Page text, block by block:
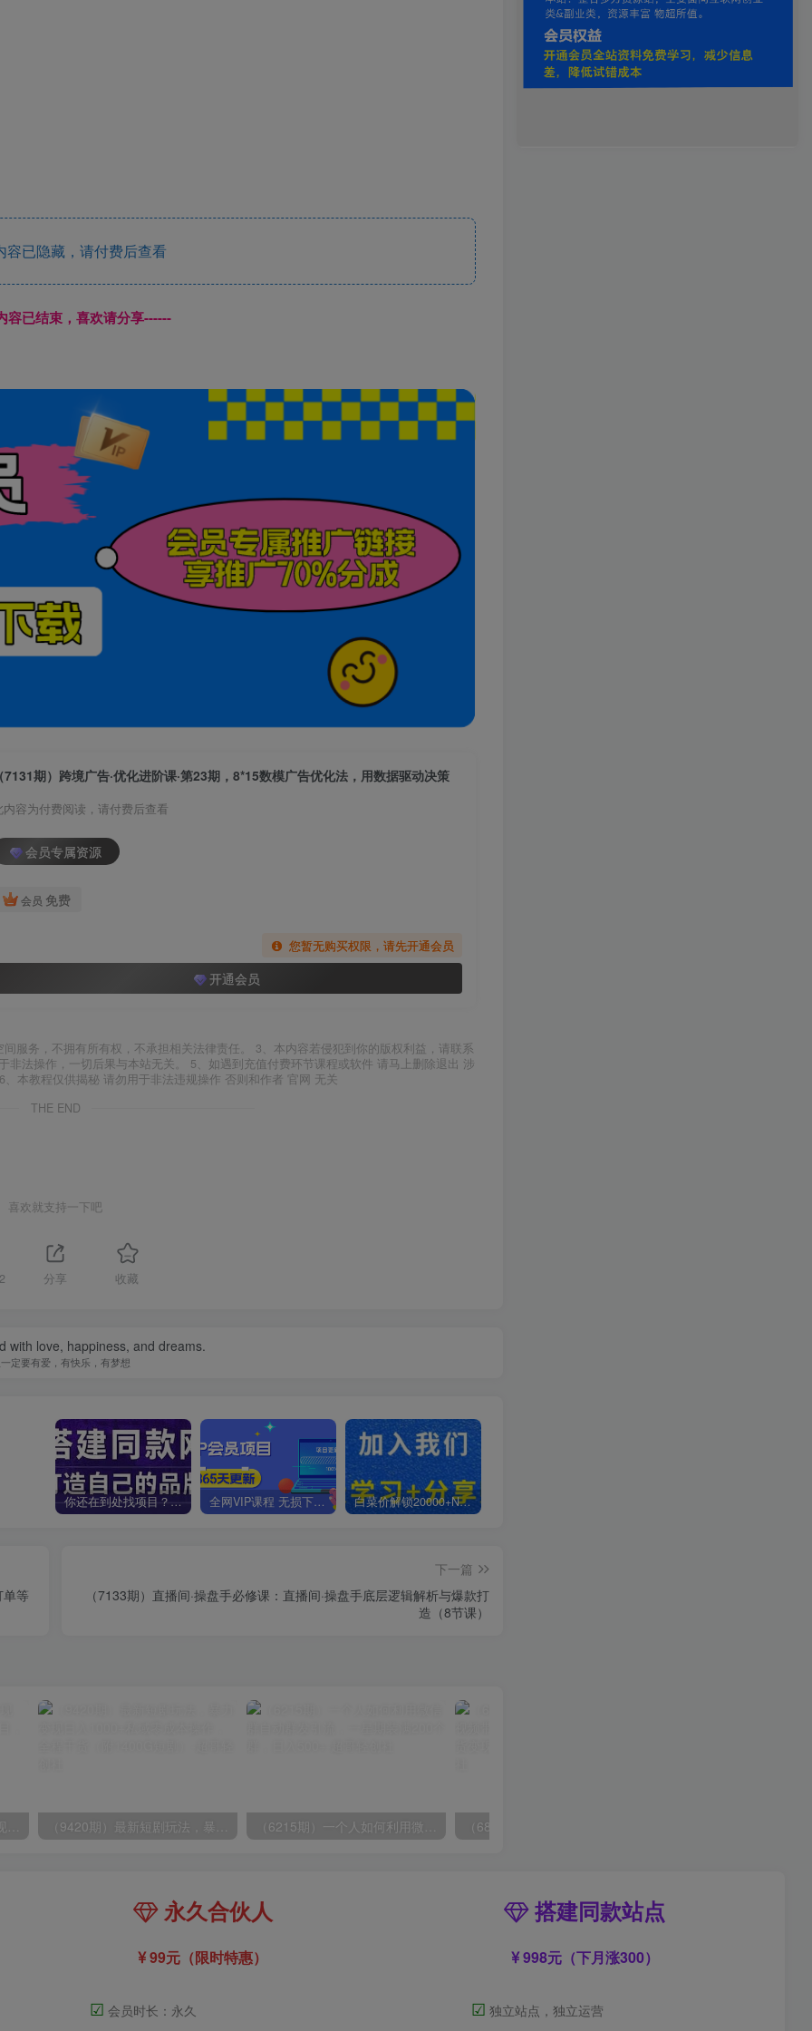
已隐藏，请付费后查看
容已结束，喜欢请分享------
7131期）跨境广告·优化进阶课·第23期，8*15数模广告优化法，用数据驱动决策
内容为付费阅读，请付费后查看
会员专属资源
会员 免费
您暂无购买权限，请先开通会员
开通会员
服务，不拥有所有权，不承担相关法律责任。 3、本内容若侵犯到你的版权利益，请联系
法操作，一切后果与本站无关。 5、如遇到充值付费环节课程或软件 请马上删除退出 涉
本教程仅供揭秘 请勿用于非法违规操作 否则和作者 官网 无关
THE END
喜欢就支持一下吧
分享 收藏
with love, happiness, and dreams.
定要有爱，有快乐，有梦想
你还在到处找项目？还在当韭菜？我靠卖项目一个月收入5万+，曾经我也是个失败者。 全网VIP课程 无损下载~ 白菜价解锁20000+N个赚钱机会，加入超哥轻创社会员，全站资源免费学习。
单等
下一篇
（7133期）直播间·操盘手必修课：直播间·操盘手底层逻辑解析与爆款打
造（8节课）
（8409期）几篇图文一周变现1500＋，深度拆解面试掘金项目，小白轻松上手 （9420期）最新短剧玩法，暴力变现日入1000+私域零成本操作，全程干货（附1400G短剧） （6215期）一个人如何利用微信群自动群发引流，一星期装满200个群，日入500+
永久合伙人
99元（限时特惠）
☑ 会员时长：永久
搭建同款站点
998元（下月涨300）
☑ 独立站点，独立运营